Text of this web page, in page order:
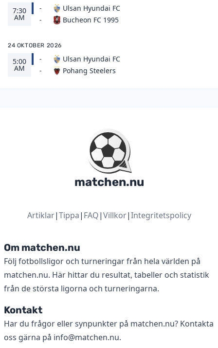
7:30
AM
-
-
Ulsan Hyundai FC
Bucheon FC 1995
24 OKTOBER 2026
5:00
AM
-
-
Ulsan Hyundai FC
Pohang Steelers
matchen.nu
Artiklar|Tippa| FAQ|Villkor|Integritetspolicy
Om matchen.nu
Följ fotbollsligor och turneringar från hela världen på
matchen.nu. Här hittar du resultat, tabeller och statistik
från de största ligorna och turneringarna.
Kontakt
Har du frågor eller synpunkter på matchen.nu? Kontakta
oss gärna på info@matchen.nu.